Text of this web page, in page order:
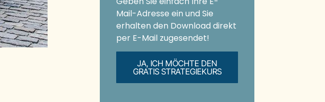
Mail-Adresse ein und Sie
erhalten den Download direkt
per E-Mail zugesendet!
JA, ICH MÖCHTE DEN
GRATIS STRATEGIEKURS